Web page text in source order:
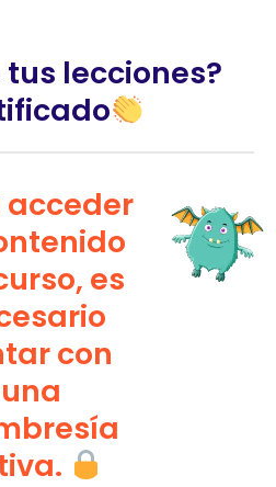
lecciones?
acceder
es
con
una